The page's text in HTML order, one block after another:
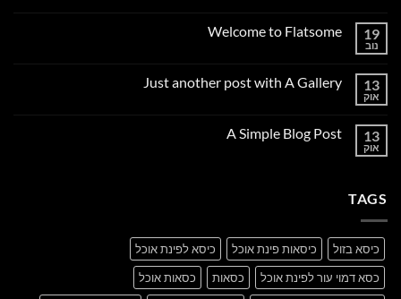
19
נוב
Welcome to Flatsome
Welcome
13
אוק
Just another post with A Gallery
Just
13
אוק
A Simple Blog Post
TAGS
כיסא בזול כיסאות פינת אוכל
כיסא לפינת אוכל
כסא דמוי עור לפינת אוכל
כסאות
כסאות אוכל